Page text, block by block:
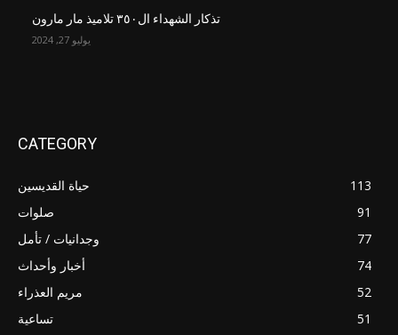
تذكار الشهداء ال٣٥٠ تلاميذ مار مارون
يوليو 27, 2024
CATEGORY
حياة القديسين
113
صلوات
91
وجدانيات / تأمل
77
أخبار وأحداث
74
مريم العذراء
52
تساعية
51